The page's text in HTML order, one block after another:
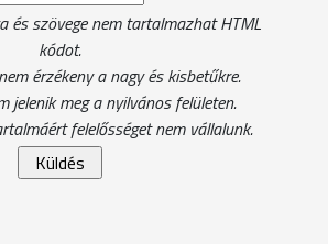
és szövege nem tartalmazhat HTML
kódot.
érzékeny a nagy és kisbetűkre.
jelenik meg a nyilvános felületen.
felelősséget nem vállalunk.